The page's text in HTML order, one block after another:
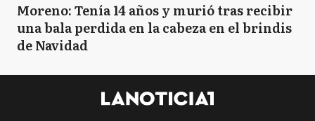
Moreno: Tenía 14 años y murió tras recibir
una bala perdida en la cabeza en el brindis
de Navidad